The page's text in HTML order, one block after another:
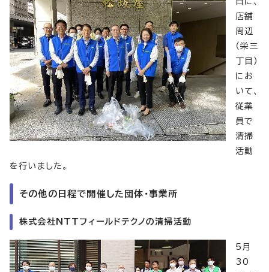
店舗
周辺
（栄三
丁目）
にお
いて、
従業
員で
清掃
活動
を行いました。
その他の日程で開催した団体・事業所
株式会社NTTフィールドテクノの清掃活動
5月
30